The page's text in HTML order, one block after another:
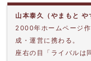
山本泰久（やまもと や
2000年ホームページ
成・運営に携わる。
座右の目「ライバルは